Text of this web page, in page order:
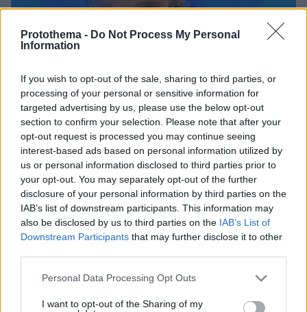
Protothema - Do Not Process My Personal
Information
If you wish to opt-out of the sale, sharing to third parties, or
processing of your personal or sensitive information for
targeted advertising by us, please use the below opt-out
section to confirm your selection. Please note that after your
opt-out request is processed you may continue seeing
interest-based ads based on personal information utilized by
us or personal information disclosed to third parties prior to
your opt-out. You may separately opt-out of the further
disclosure of your personal information by third parties on the
IAB’s list of downstream participants. This information may
also be disclosed by us to third parties on the IAB’s List of
Downstream Participants that may further disclose it to other
Please note that this website/app uses one or more Google
not limited to your visit or usage behaviour. You may click to
Personal Data Processing Opt Outs
I want to opt-out of the Sharing of my
δείχνουν τα στοιχεία
09.08.2026, 14:39